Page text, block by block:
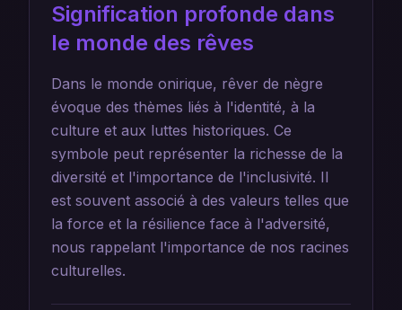
Signification profonde dans
le monde des rêves
Dans le monde onirique, rêver de nègre
évoque des thèmes liés à l'identité, à la
culture et aux luttes historiques. Ce
symbole peut représenter la richesse de la
diversité et l'importance de l'inclusivité. Il
est souvent associé à des valeurs telles que
la force et la résilience face à l'adversité,
nous rappelant l'importance de nos racines
culturelles.